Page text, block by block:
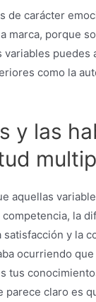
de carácter
marca, porque
como la
y las
aquellas
la
y la
ocurriendo
tus
parece claro es